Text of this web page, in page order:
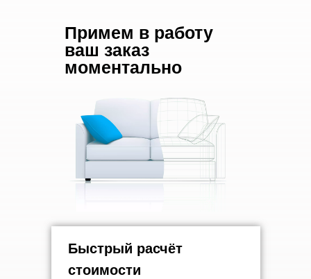
Примем в работу
ваш заказ
моментально
Быстрый расчёт
стоимости